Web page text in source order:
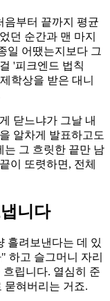
음부터 끝까지 평균
던 순간과 맨 마지
일 어땠는지보다 그
'피크엔드 법칙
학상을 받은 대니
닫느냐가 그날 내
알차게 발표하고도
는 그 흐릿한 끝만 남
이 또렷하면, 전체
니다
흘려보낸다는 데 있
하고 슬그머니 자리
립니다. 열심히 준
묻혀버리는 거죠.